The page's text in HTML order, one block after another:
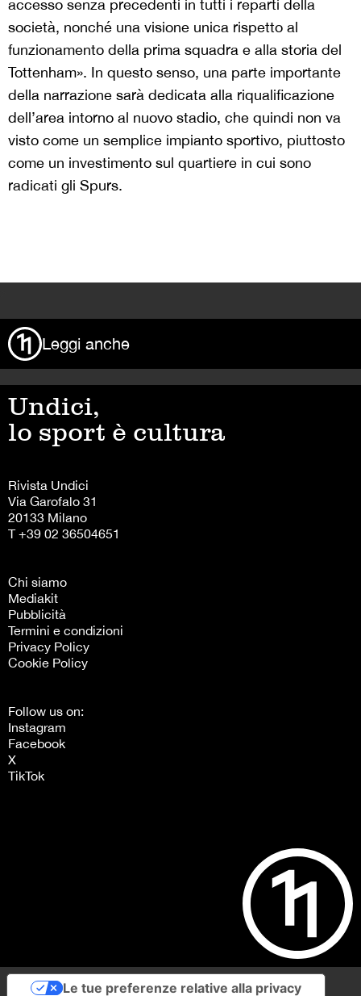
accesso senza precedenti in tutti i reparti della
società, nonché una visione unica rispetto al
funzionamento della prima squadra e alla storia del
Tottenham». In questo senso, una parte importante
della narrazione sarà dedicata alla riqualificazione
dell’area intorno al nuovo stadio, che quindi non va
visto come un semplice impianto sportivo, piuttosto
come un investimento sul quartiere in cui sono
radicati gli Spurs.
Leggi anche
Undici,
lo sport è cultura
Rivista Undici
Via Garofalo 31
20133 Milano
T +39 02 36504651
Chi siamo
Mediakit
Pubblicità
Termini e condizioni
Privacy Policy
Cookie Policy
Follow us on:
Instagram
Facebook
X
TikTok
Le tue preferenze relative alla privacy